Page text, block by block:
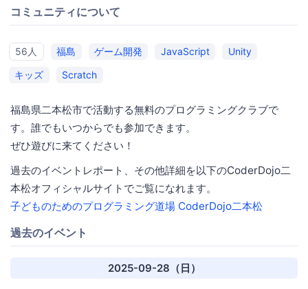
コミュニティについて
56人 福島 ゲーム開発 JavaScript
Unity
キッズ
Scratch
福島県二本松市で活動する無料のプログラミングクラブで
す。誰でもいつからでも参加できます。
ぜひ遊びに来てください！
過去のイベントレポート、その他詳細を以下のCoderDojo二
本松オフィシャルサイトでご覧になれます。
子どものためのプログラミング道場 CoderDojo二本松
過去のイベント
2025-09-28（日）